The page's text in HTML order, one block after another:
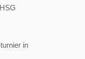
in